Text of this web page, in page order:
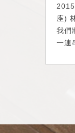
座)
我們
一連